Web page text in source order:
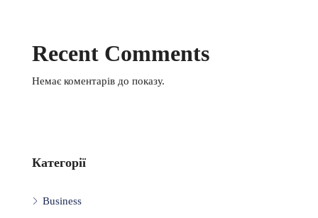
Recent Comments
Немає коментарів до показу.
Категорії
Business